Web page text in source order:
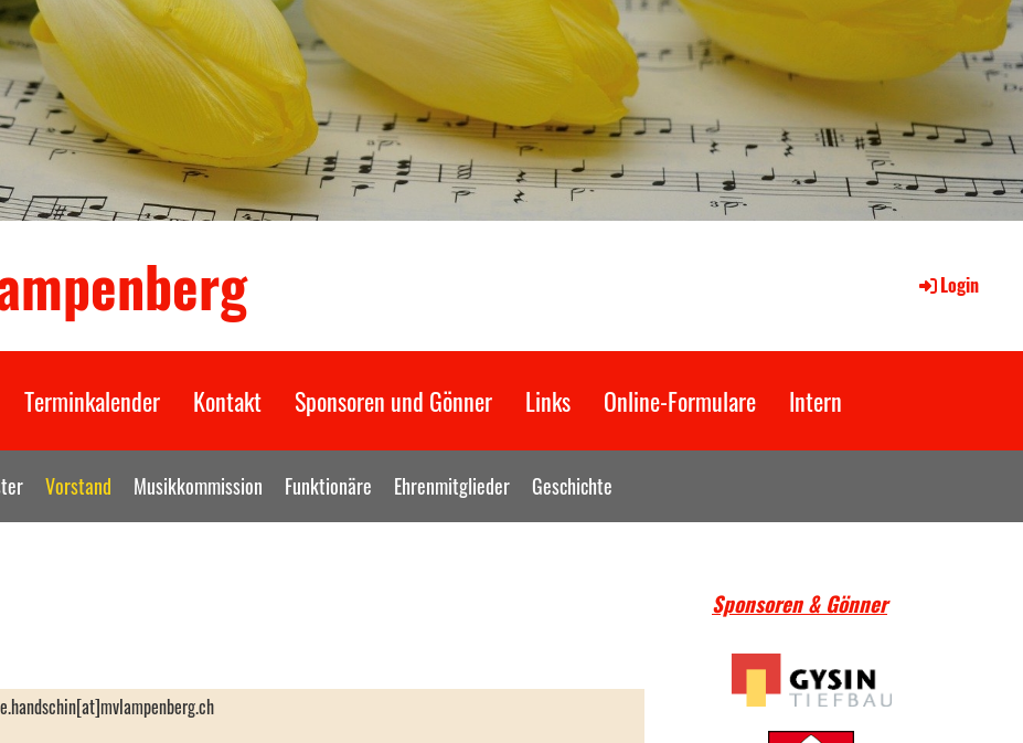
Login
Terminkalender Kontakt Sponsoren und Gönner Links Online-Formulare Intern
Vorstand Musikkommission Funktionäre Ehrenmitglieder Geschichte
Sponsoren & Gönner